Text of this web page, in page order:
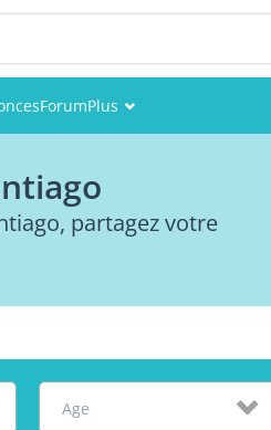
ForumPlus
partagez votre
Age